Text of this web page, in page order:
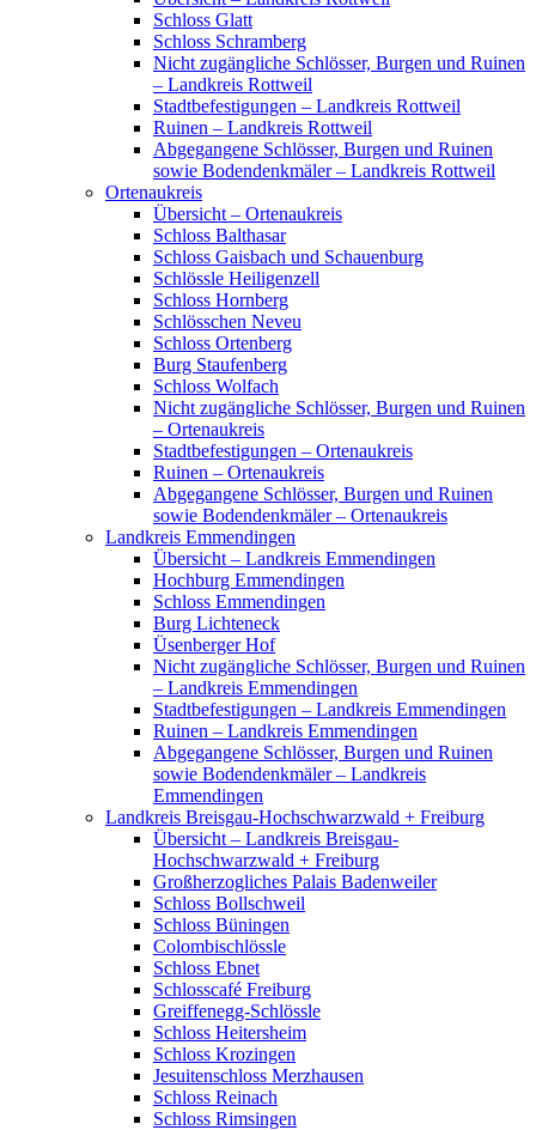
Schloss Glatt
Schloss Schramberg
Nicht zugängliche Schlösser, Burgen und Ruinen
– Landkreis Rottweil
Stadtbefestigungen – Landkreis Rottweil
Ruinen – Landkreis Rottweil
Abgegangene Schlösser, Burgen und Ruinen
sowie Bodendenkmäler – Landkreis Rottweil
Ortenaukreis
Übersicht – Ortenaukreis
Schloss Balthasar
Schloss Gaisbach und Schauenburg
Schlössle Heiligenzell
Schloss Hornberg
Schlösschen Neveu
Schloss Ortenberg
Burg Staufenberg
Schloss Wolfach
Nicht zugängliche Schlösser, Burgen und Ruinen
– Ortenaukreis
Stadtbefestigungen – Ortenaukreis
Ruinen – Ortenaukreis
Abgegangene Schlösser, Burgen und Ruinen
sowie Bodendenkmäler – Ortenaukreis
Landkreis Emmendingen
Übersicht – Landkreis Emmendingen
Hochburg Emmendingen
Schloss Emmendingen
Burg Lichteneck
Üsenberger Hof
Nicht zugängliche Schlösser, Burgen und Ruinen
– Landkreis Emmendingen
Stadtbefestigungen – Landkreis Emmendingen
Ruinen – Landkreis Emmendingen
Abgegangene Schlösser, Burgen und Ruinen
sowie Bodendenkmäler – Landkreis
Emmendingen
Landkreis Breisgau-Hochschwarzwald + Freiburg
Übersicht – Landkreis Breisgau-
Hochschwarzwald + Freiburg
Großherzogliches Palais Badenweiler
Schloss Bollschweil
Schloss Büningen
Colombischlössle
Schloss Ebnet
Schlosscafé Freiburg
Greiffenegg-Schlössle
Schloss Heitersheim
Schloss Krozingen
Jesuitenschloss Merzhausen
Schloss Reinach
Schloss Rimsingen